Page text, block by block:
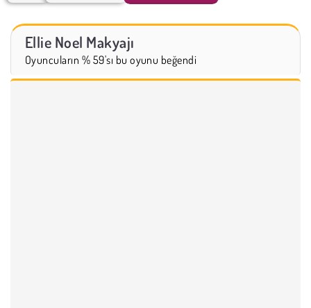
Ellie Noel Makyajı
Oyuncuların % 59'sı bu oyunu beğendi